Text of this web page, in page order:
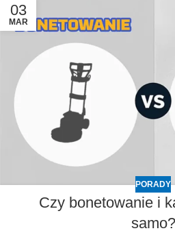
03
MAR
PORADY
Czy bonetowanie i
samo?